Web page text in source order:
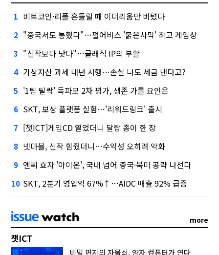
1 비트코인·리플 흔들릴 때 이더리움만 버텼다
2 "중국서도 통했다"…펄어비스 '붉은사막' 최고 게임상
3 "신작보다 낫다"…클래식 IP의 부활
4 가상자산 과세 내년 시행…손실 나도 세금 낸다고?
5 '1팀 탈락' 독파모 2차 평가, 생존 가를 요인은
6 SKT, 보상 플랫폼 실험…'리워드링크' 출시
7 [챗ICT]게임CD 열었더니 달랑 종이 한 장
8 넷마블, 신작 힘줬더니…수익성 오히려 악화
9 엔씨 효자 '아이온', 국내 넘어 중국·북미 공략 나선다
10 SKT, 2분기 영업익 67%↑…AIDC 매출 92% 급증
more
챗ICT
비밀 편지의 자물쇠, 양자 컴퓨터가 연다